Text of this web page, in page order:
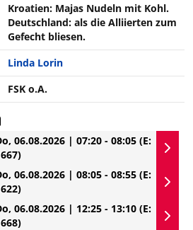
Kroatien: Majas Nudeln mit Kohl.
Deutschland: als die Alliierten zum
Gefecht bliesen.
Linda Lorin
FSK o.A.
06.08.2026 | 07:20 - 08:05 (E:
06.08.2026 | 08:05 - 08:55 (E:
06.08.2026 | 12:25 - 13:10 (E: